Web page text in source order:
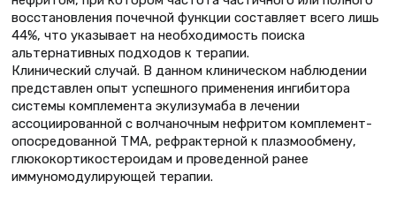
восстановления почечной функции составляет всего лишь
44%, что указывает на необходимость поиска
альтернативных подходов к терапии.
Клинический случай. В данном клиническом наблюдении
представлен опыт успешного применения ингибитора
системы комплемента экулизумаба в лечении
ассоциированной с волчаночным нефритом комплемент-
опосредованной ТМА, рефрактерной к плазмообмену,
глюкокортикостероидам и проведенной ранее
иммуномодулирующей терапии.